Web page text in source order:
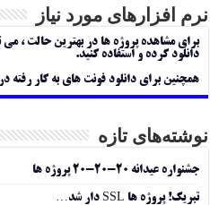
نرم افزارهای مورد نیاز
برای مشاهده پروژه ها در بهترین حالت ، می
دانلود کرده و استفاده کنید.
همچنین برای دانلود فونت های به کار رفته
نوشته‌های تازه
جشنواره عیدانه ۲۰-۲۰-۲۰ پروژه ها
تبریک! پروژه ها SSL دار شد…